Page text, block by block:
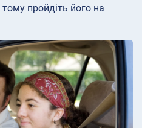
пройдіть його на